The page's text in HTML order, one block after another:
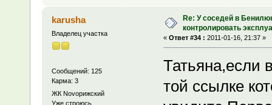
karusha
Владелец участка
Сообщений: 125
Карма: 3
ЖК Novoрижский
Уже строюсь
Re: У соседей в
контролировать
« Ответ #34 : 2011-01-16, 21:37 »
Татьяна,если
той ссылке